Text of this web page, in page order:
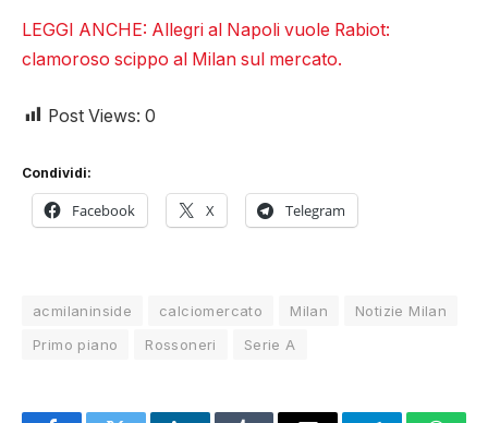
LEGGI ANCHE: Allegri al Napoli vuole Rabiot:
clamoroso scippo al Milan sul mercato.
Post Views: 0
Condividi:
Facebook X Telegram
acmilaninside calciomercato Milan
Notizie Milan
Primo piano
Rossoneri Serie A